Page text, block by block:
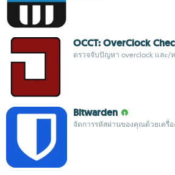
OCCT: OverClock
ตรวจจับปัญหา overclock และ/
Bitwarden
จัดการรหัสผ่านของคุณด้วยเครื่